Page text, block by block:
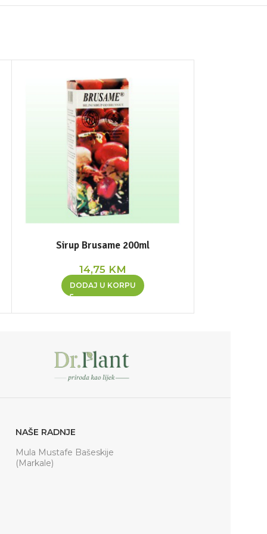
Sirup Brusame 200ml
14,75 KM
DODAJ U KORPU
NAŠE RADNJE
Mula Mustafe Bašeskije
(Markale)